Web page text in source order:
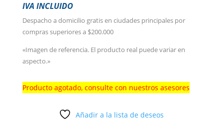
IVA INCLUIDO
Despacho a domicilio gratis en ciudades principales por
compras superiores a $200.000
«Imagen de referencia. El producto real puede variar en
aspecto.»
Producto agotado, consulte con nuestros asesores
Añadir a la lista de deseos